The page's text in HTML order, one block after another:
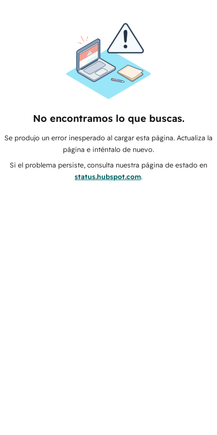
No encontramos lo que buscas.
Se produjo un error inesperado al cargar esta página. Actualiza la
página e inténtalo de nuevo.
Si el problema persiste, consulta nuestra página de estado en
status.hubspot.com.